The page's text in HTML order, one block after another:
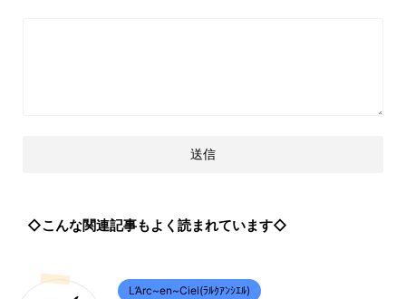
◇こんな関連記事もよく読まれています◇
L’Arc~en~Ciel(ﾗﾙｸｱﾝｼｴﾙ)